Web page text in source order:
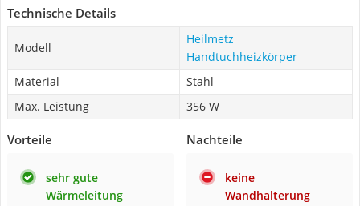
Technische Details
Modell
Heilmetz
Handtuchheizkörper
Material
Stahl
Max. Leistung
356 W
Vorteile
sehr gute
Wärmeleitung
Nachteile
keine
Wandhalterung